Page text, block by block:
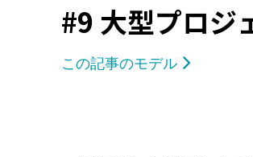
#9 大型プロジ
この記事のモデル